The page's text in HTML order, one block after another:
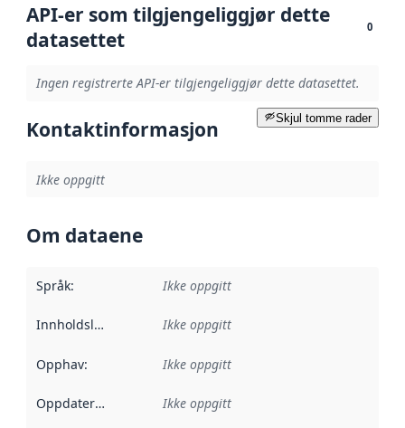
API-er som tilgjengeliggjør dette
datasettet
0
Ingen registrerte API-er tilgjengeliggjør dette datasettet.
Skjul tomme rader
Kontaktinformasjon
Ikke oppgitt
Om dataene
Språk: Ikke oppgitt
Innholdsleverandører :
Ikke oppgitt
Opphav: Ikke oppgitt
Oppdateringsfrekvens :
Ikke oppgitt